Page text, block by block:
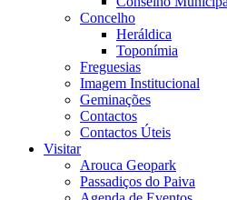
Concelho
Heráldica
Toponímia
Freguesias
Imagem Institucional
Geminações
Contactos
Contactos Úteis
Visitar
Arouca Geopark
Passadiços do Paiva